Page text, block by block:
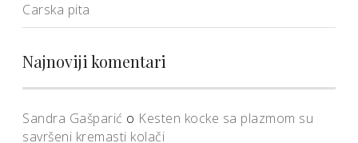
Carska pita
Najnoviji komentari
Sandra Gašparić o Kesten kocke sa plazmom su
savršeni kremasti kolači